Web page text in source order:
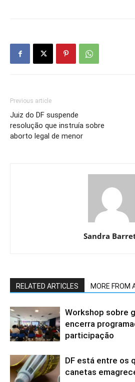
Previous article
Juiz do DF suspende
resolução que instruía sobre
aborto legal de menor
Sandra
RELATED ARTICLES MORE FROM
Workshop sobre
encerra
participação
DF está entre os
canetas